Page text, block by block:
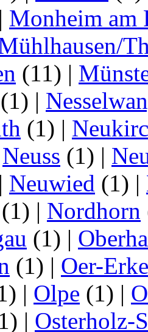
| Monheim am
(11) |
(1) |
(1) |
Neuss (1) |
| Neuwied (1) |
(1) | Nordhorn
(1) |
(1) | Oer-
| Olpe (1) |
| Osterholz-